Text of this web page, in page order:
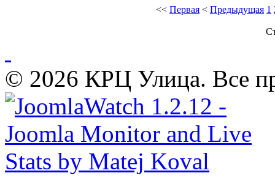
<< Первая < Предыдущая 1
© 2026 КРЦ Улица. Все